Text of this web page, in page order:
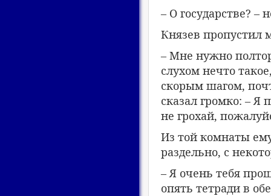
– О государстве? –
Князев пропустил
– Мне нужно
слухом нечто
скорым шагом,
сказал громко: – Я
не грохай,
Из той комнаты
раздельно, с
– Я очень тебя
опять тетради в